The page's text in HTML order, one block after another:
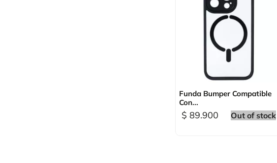
Vista rápida
Funda Bumper Compatible
Con...
$ 89.900 Out of stock